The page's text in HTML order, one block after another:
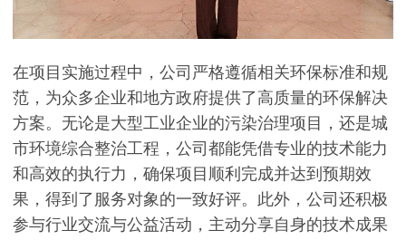
在项目实施过程中，公司严格遵循相关环保标准和规
范，为众多企业和地方政府提供了高质量的环保解决
方案。无论是大型工业企业的污染治理项目，还是城
市环境综合整治工程，公司都能凭借专业的技术能力
和高效的执行力，确保项目顺利完成并达到预期效
果，得到了服务对象的一致好评。此外，公司还积极
参与行业交流与公益活动，主动分享自身的技术成果